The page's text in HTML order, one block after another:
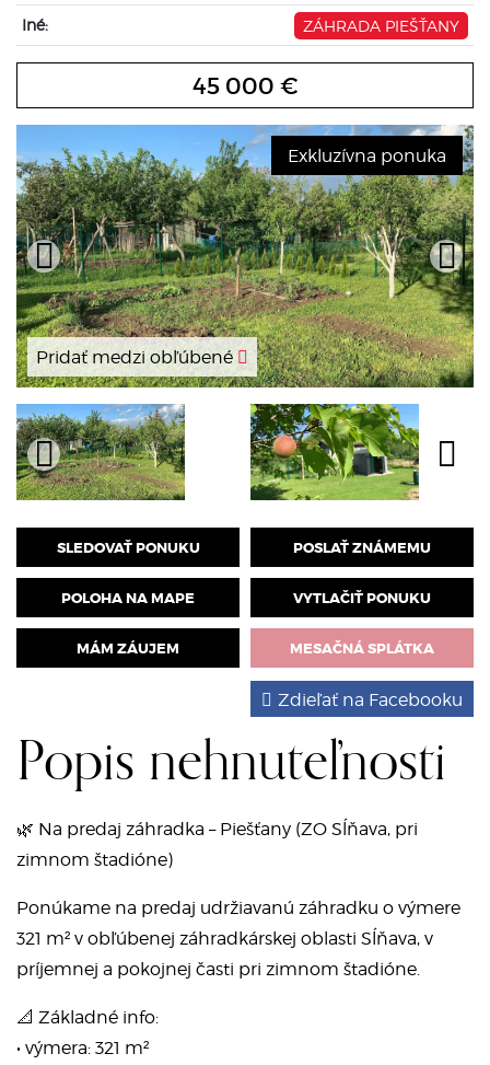
Iné:
ZÁHRADA PIEŠŤANY
45 000 €
Exkluzívna ponuka
Pridať medzi obľúbené
SLEDOVAŤ PONUKU POSLAŤ ZNÁMEMU
POLOHA NA MAPE VYTLAČIŤ PONUKU
MÁM ZÁUJEM MESAČNÁ SPLÁTKA
Popis nehnuteľnosti
Zdieľať na Facebooku
🌿 Na predaj záhradka – Piešťany (ZO Sĺňava, pri
zimnom štadióne)
Ponúkame na predaj udržiavanú záhradku o výmere
321 m² v obľúbenej záhradkárskej oblasti Sĺňava, v
príjemnej a pokojnej časti pri zimnom štadióne.
📐 Základné info:
• výmera: 321 m²